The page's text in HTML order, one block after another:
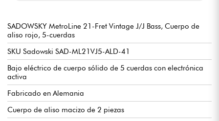
SADOWSKY MetroLine 21-Fret Vintage J/J Bass, Cuerpo de
aliso rojo, 5-cuerdas
SKU Sadowski SAD-ML21VJ5-ALD-41
Bajo eléctrico de cuerpo sólido de 5 cuerdas con electrónica
activa
Fabricado en Alemania
Cuerpo de aliso macizo de 2 piezas